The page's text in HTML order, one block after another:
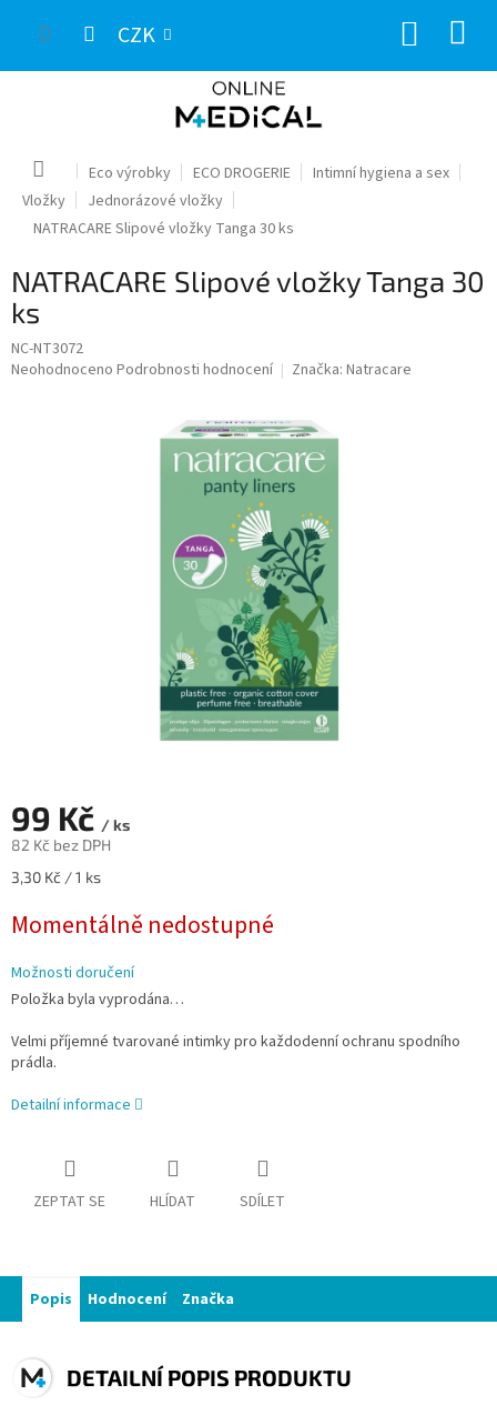
CZK
Domů Eco výrobky ECO DROGERIE
Intimní hygiena a sex
Vložky
Jednorázové vložky
NATRACARE Slipové vložky Tanga 30 ks
NATRACARE Slipové vložky Tanga 30
ks
NC-NT3072
Průměrné
Neohodnoceno Podrobnosti hodnocení Značka: Natracare
99 Kč / ks
82 Kč bez DPH
Měrná
3,30 Kč / 1 ks
Momentálně nedostupné
Možnosti doručení
Položka byla vyprodána…
Velmi příjemné tvarované intimky pro každodenní ochranu spodního
prádla.
Detailní informace
ZEPTAT SE HLÍDAT SDÍLET
Popis Hodnocení Značka
DETAILNÍ POPIS PRODUKTU